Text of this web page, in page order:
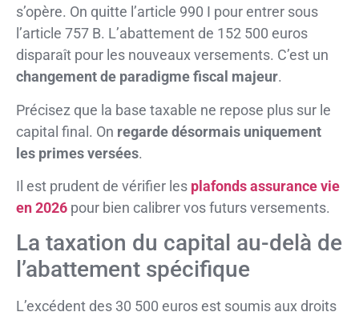
s’opère. On quitte l’article 990 I pour entrer sous
l’article 757 B. L’abattement de 152 500 euros
disparaît pour les nouveaux versements. C’est un
changement de paradigme fiscal majeur.
Précisez que la base taxable ne repose plus sur le
capital final. On regarde désormais uniquement
les primes versées.
Il est prudent de vérifier les plafonds assurance vie
en 2026 pour bien calibrer vos futurs versements.
La taxation du capital au-delà de
l’abattement spécifique
L’excédent des 30 500 euros est soumis aux droits